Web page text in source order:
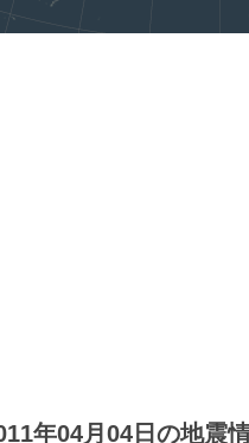
年04月04日の地震